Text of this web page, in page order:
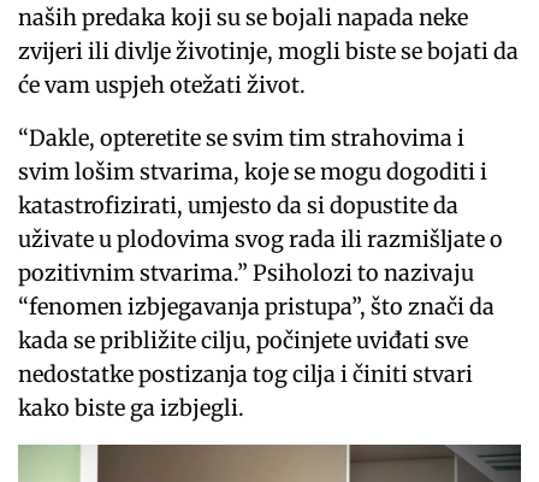
naših predaka koji su se bojali napada neke
zvijeri ili divlje životinje, mogli biste se bojati da
će vam uspjeh otežati život.
“Dakle, opteretite se svim tim strahovima i
svim lošim stvarima, koje se mogu dogoditi i
katastrofizirati, umjesto da si dopustite da
uživate u plodovima svog rada ili razmišljate o
pozitivnim stvarima.” Psiholozi to nazivaju
“fenomen izbjegavanja pristupa”, što znači da
kada se približite cilju, počinjete uviđati sve
nedostatke postizanja tog cilja i činiti stvari
kako biste ga izbjegli.